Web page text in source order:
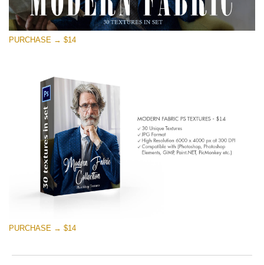
Large 6000*4000px
무료 다운로드
PURCHASE → $14
PURCHASE → $14